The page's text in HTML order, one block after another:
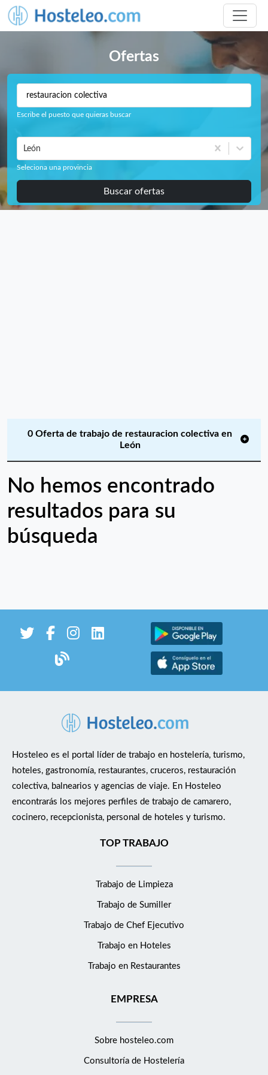
Ofertas
Escribe el puesto que quieras buscar
León
Seleciona una provincia
Buscar ofertas
0 Oferta de trabajo de restauracion colectiva en
León
No hemos encontrado
resultados para su
búsqueda
Hosteleo es el portal líder de trabajo en hostelería, turismo,
hoteles, gastronomía, restaurantes, cruceros, restauración
colectiva, balnearios y agencias de viaje. En Hosteleo
encontrarás los mejores perfiles de trabajo de camarero,
cocinero, recepcionista, personal de hoteles y turismo.
TOP TRABAJO
Trabajo de Limpieza
Trabajo de Sumiller
Trabajo de Chef Ejecutivo
Trabajo en Hoteles
Trabajo en Restaurantes
EMPRESA
Sobre hosteleo.com
Consultoría de Hostelería